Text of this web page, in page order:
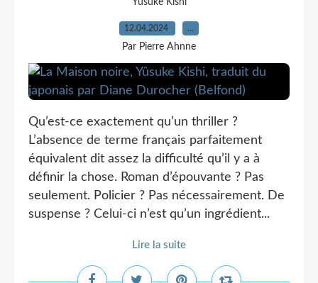
Yûsuke Kishi
12.04.2024 …
Par Pierre Ahnne
Qu’est-ce exactement qu’un thriller ?
L’absence de terme français parfaitement
équivalent dit assez la difficulté qu’il y a à
définir la chose. Roman d’épouvante ? Pas
seulement. Policier ? Pas nécessairement. De
suspense ? Celui-ci n’est qu’un ingrédient...
Lire la suite